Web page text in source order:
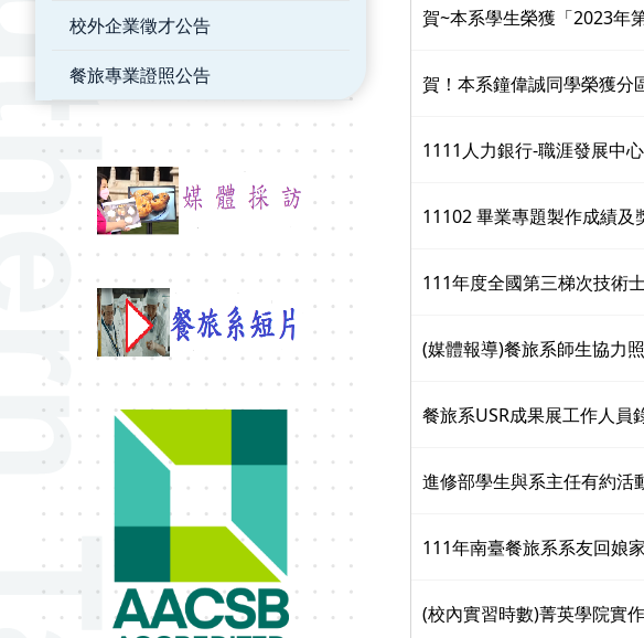
校外企業徵才公告
餐旅專業證照公告
賀~本系學生榮獲「2023年
賀！本系鐘偉誠同學榮獲分
1111人力銀行-職涯發展中
11102 畢業專題製作成績及
111年度全國第三梯次技術
(媒體報導)餐旅系師生協力
餐旅系USR成果展工作人員
進修部學生與系主任有約活
111年南臺餐旅系系友回娘
(校內實習時數)菁英學院實